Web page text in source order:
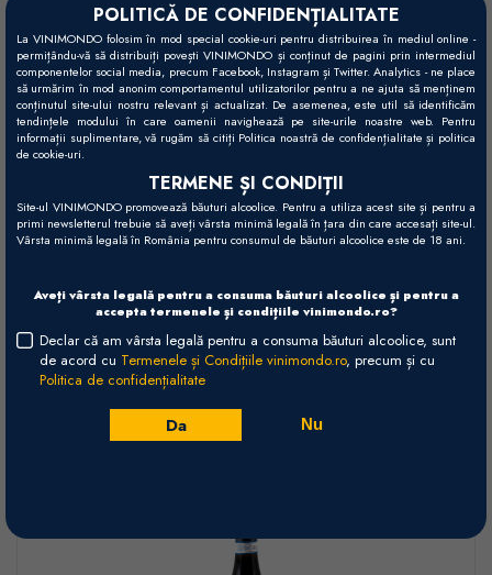
POLITICĂ DE CONFIDENȚIALITATE
La VINIMONDO folosim în mod special cookie-uri pentru distribuirea în mediul online -
permițându-vă să distribuiți povești VINIMONDO și conținut de pagini prin intermediul
componentelor social media, precum Facebook, Instagram și Twitter. Analytics - ne place
să urmărim în mod anonim comportamentul utilizatorilor pentru a ne ajuta să menținem
conținutul site-ului nostru relevant și actualizat. De asemenea, este util să identificăm
tendințele modului în care oamenii navighează pe site-urile noastre web. Pentru
informații suplimentare, vă rugăm să citiți Politica noastră de confidențialitate și politica
de cookie-uri.
TERMENE ȘI CONDIȚII
Site-ul VINIMONDO promovează băuturi alcoolice. Pentru a utiliza acest site și pentru a
primi newsletterul trebuie să aveți vârsta minimă legală în țara din care accesați site-ul.
Vârsta minimă legală în România pentru consumul de băuturi alcoolice este de 18 ani.
Aveți vârsta legală pentru a consuma băuturi alcoolice și pentru a
accepta termenele și condițiile vinimondo.ro?
Declar că am vârsta legală pentru a consuma băuturi alcoolice, sunt
de acord cu Termenele și Condițiile vinimondo.ro, precum și cu
Politica de confidențialitate
Da Nu
*Poza este doar cu titlu informativ. Anul de recoltă este cel specificat în
numele vinului și în comanda finală.
Centovie Pecorino Biologico - 2023
- Colli Aprutini IGT
Umani Ronchi (Abruzzo) Abruzzo
Italia
Alb, Sec (Pecorino) - 750ml
129,00 RON
-
Adaugă în coș